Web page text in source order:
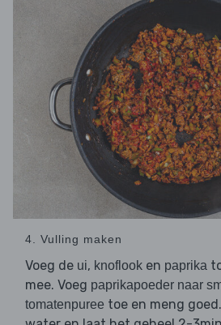
4. Vulling maken
Voeg de ui, knoflook en paprika
mee. Voeg paprikapoeder naar
tomatenpuree toe en meng